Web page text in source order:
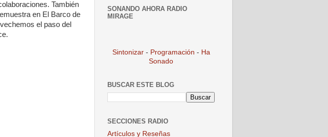
También
en El Barco de
el paso del
SONANDO AHORA RADIO
MIRAGE
Sintonizar - Programación - Ha
Sonado
BUSCAR ESTE BLOG
SECCIONES RADIO
Artículos y Reseñas